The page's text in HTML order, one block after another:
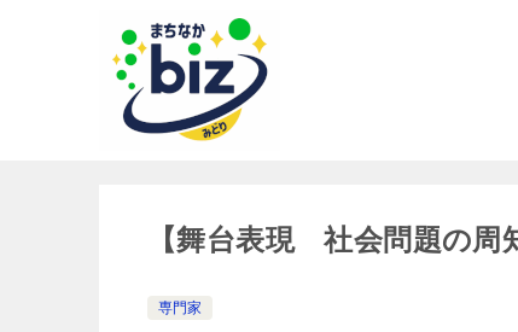
【舞台表現 社会問題の周
専門家